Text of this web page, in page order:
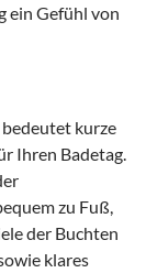
ein Gefühl von
kurze
Ihren Badetag.
zu Fuß,
der Buchten
klares